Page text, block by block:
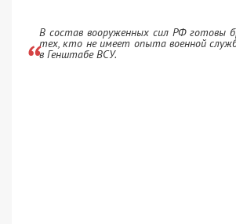
В состав вооруженных сил РФ готовы
тех, кто не имеет опыта военной
в Генштабе ВСУ.